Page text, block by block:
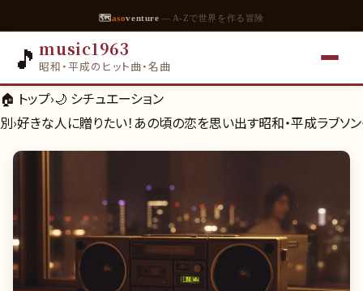
🗺asoventure — A-Zで世界を作る冒険
🎵 music1963
昭和・平成のヒット曲・名曲
🏠 トップ›🌙 シチュエーション
別›好きな人に贈りたい！あの頃の恋を思い出す昭和・平成ラブソ